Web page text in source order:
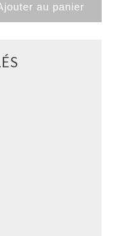
au panier